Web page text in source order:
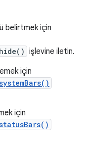
belirtmek için
işlevine iletin.
için
için